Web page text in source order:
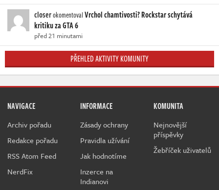
closerokomentovalVrchol chamtivosti? Rockstar schytává
kritiku za GTA 6
před 21 minutami
PŘEHLED AKTIVITY KOMUNITY
NAVIGACE
Archiv pořadu
Redakce pořadu
RSS Atom Feed
NerdFix
INFORMACE
Zásady ochrany
Pravidla užívání
Jak hodnotíme
Inzerce na
Indianovi
KOMUNITA
Nejnovější
příspěvky
Žebříček uživatelů